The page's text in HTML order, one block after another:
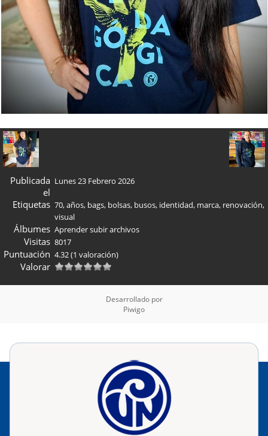
Publicada
el
Lunes 23 Febrero 2026
Etiquetas 70,años, bags, bolsas, busos, identidad, marca, renovación,
visual
Álbumes Aprender subir archivos
Visitas 8017
Puntuación 4.32(1 valoración)
Valorar
Desarrollado por
Piwigo